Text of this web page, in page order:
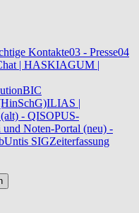
Kontakte03 - Presse04
| HASKIAGUM |
BIC
ILIAS |
- QISOPUS-
und Noten-Portal (neu) -
SIGZeiterfassung